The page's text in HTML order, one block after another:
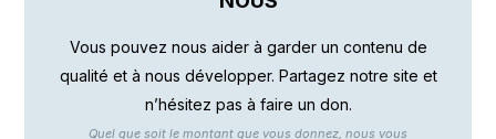
Vous pouvez nous aider à garder un contenu de
qualité et à nous développer. Partagez notre site et
n’hésitez pas à faire un don.
Quel que soit le montant que vous donnez, nous vous